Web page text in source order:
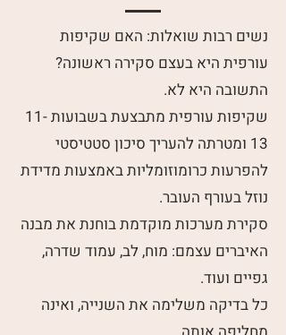
נשים רבות שואלות: האם שקיפות
עורפית היא בעצם סקירה ראשונה?
התשובה היא לא.
שקיפות עורפית מתבצעת בשבועות 11-
13 ומטרתה להעריך סיכון סטטיסטי
להפרעות כרומוזומליות באמצעות מדידת
נוזל בעורף העובר.
סקירת מערכות מוקדמת בוחנת את מבנה
האיברים עצמם: מוח, לב, עמוד שדרה,
גפיים ועוד.
כל בדיקה משלימה את השנייה, ואינה